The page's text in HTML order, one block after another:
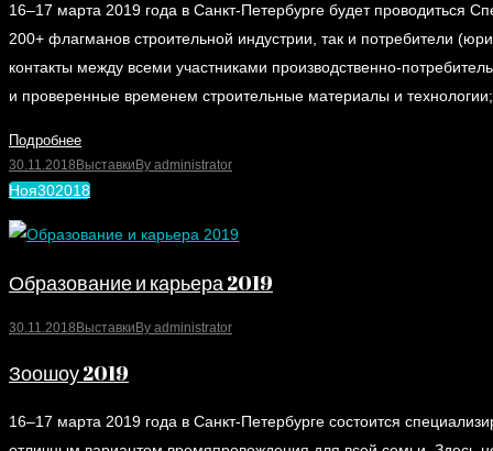
16–17 марта 2019 года в Санкт-Петербурге будет проводиться
200+ флагманов строительной индустрии, так и потребители
контакты между всеми участниками производственно-
и проверенные временем строительные материалы и
Подробнее
30.11.2018 Выставки By administrator
Ноя302018
Образование и карьера 2019
30.11.2018 Выставки By administrator
Зоошоу 2019
16–17 марта 2019 года в Санкт-Петербурге состоится